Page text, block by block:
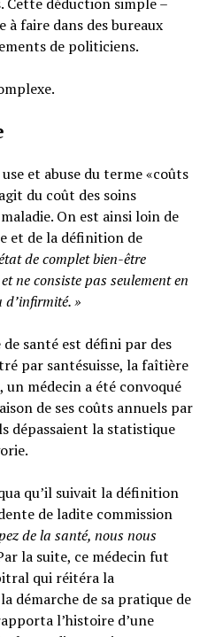
faire dans des bureaux
de politiciens.
et abuse du terme «coûts
du coût des soins
On est ainsi loin de
et de la définition de
de complet bien-être
et ne consiste pas seulement en
d’infirmité.»
santé est défini par des
par santésuisse, la faîtière
un médecin a été convoqué
de ses coûts annuels par
dépassaient la statistique
qu’il suivait la définition
de ladite commission
de la santé, nous nous
la suite, ce médecin fut
qui réitéra la
démarche de sa pratique de
l’histoire d’une